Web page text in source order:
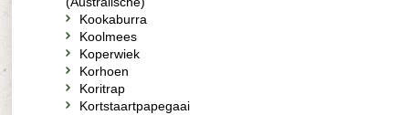
Kookaburra
Koolmees
Koperwiek
Korhoen
Koritrap
Kortstaartpapegaai